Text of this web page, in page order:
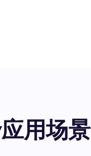
用场景